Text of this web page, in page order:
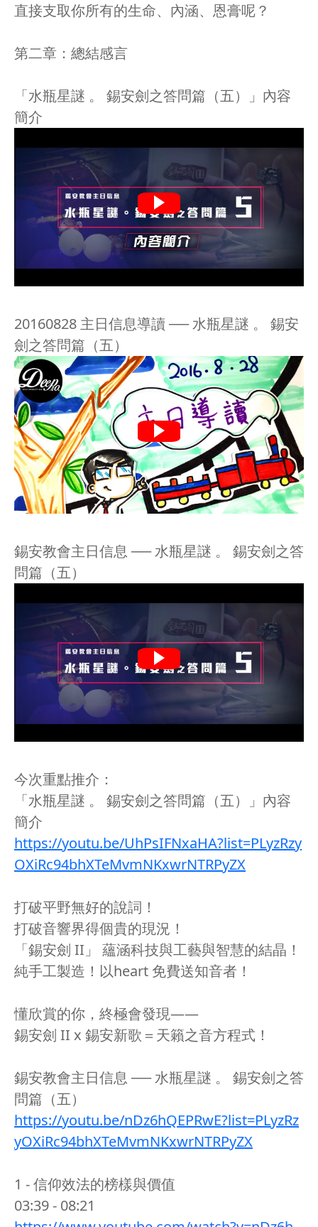
直接支取你所有的生命、內涵、恩膏呢？
第二章：總結感言
「水瓶星謎 。 錫安劍之答問篇（五）」內容
簡介
20160828 主日信息導讀 ── 水瓶星謎 。 錫安
劍之答問篇（五）
錫安教會主日信息 ── 水瓶星謎 。 錫安劍之答
問篇（五）
今次重點推介：
「水瓶星謎 。 錫安劍之答問篇（五）」內容
簡介
https://youtu.be/UhPsIFNxaHA?list=PLyzRzy
OXiRc94bhXTeMvmNKxwrNTRPyZX
打破平野無好的說詞！
打破音響界得個貴的現況！
「錫安劍 II」 蘊涵科技與工藝與智慧的結晶！
純手工製造！以heart 免費送知音者！
懂欣賞的你，終極會發現——
錫安劍 II x 錫安新歌＝天籟之音方程式！
錫安教會主日信息 ── 水瓶星謎 。 錫安劍之答
問篇（五）
https://youtu.be/nDz6hQEPRwE?list=PLyzRz
yOXiRc94bhXTeMvmNKxwrNTRPyZX
1 - 信仰效法的榜樣與價值
03:39 - 08:21